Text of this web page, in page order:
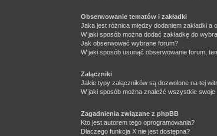
Obserwowanie tematów i zakładki
Jaka jest różnica między dodaniem zakładki a
W jaki sposób można dodać zakładkę do
Jak obserwować wybrane forum?
W jaki sposób usunąć obserwowanie forum,
Załączniki
Jakie typy załączników są dozwolone na tej
W jaki sposób można znaleźć wszystkie swoje
Zagadnienia związane z phpBB
Kto jest autorem tego oprogramowania?
Dlaczego funkcja X nie jest dostępna?